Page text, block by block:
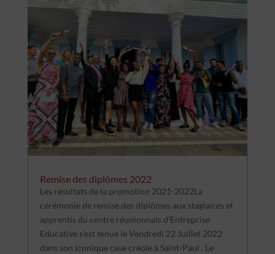
Remise des diplômes 2022
Les résultats de la promotion 2021-2022La
cérémonie de remise des diplômes aux stagiaires et
apprentis du centre réunionnais d’Entreprise
Educative s’est tenue le Vendredi 22 Juillet 2022
dans son iconique case créole à Saint-Paul . Le